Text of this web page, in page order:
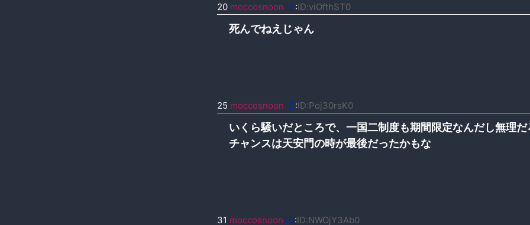
20 moccosnoon ID:ID:viOfthST0
死んでねえじゃん
25 moccosnoon ID:ID:Poj30rsK0
いくら騒いだところで、一国二制度も期間限定なんだし無理だ
チャンスは天安門の時が最後だったかもな
31 moccosnoon ID:ID:NWOjY3Ab0